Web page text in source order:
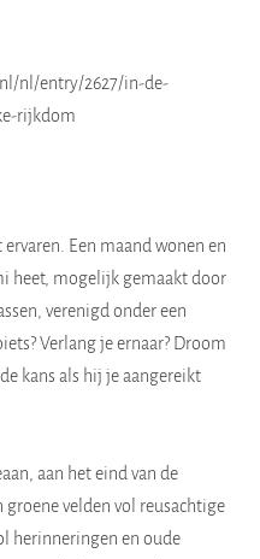
nl/entry/2627/in-de-
rijkdom
Een maand wonen en
heet, mogelijk gemaakt door
verenigd onder een
Verlang je ernaar? Droom
kans als hij je aangereikt
aan het eind van de
groene velden vol reusachtige
herinneringen en oude